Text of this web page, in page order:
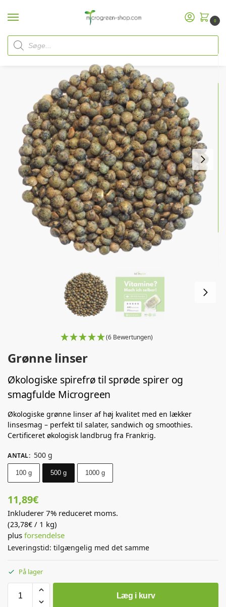
0
Hjem Microgreen Shop
(6 Bewertungen)
Grønne linser
Økologiske spirefrø til sprøde spirer og
smagfulde Microgreen
Økologiske grønne linser af høj kvalitet med en lækker
linsesmag – perfekt til salater, sandwich og smoothies.
Certificeret økologisk landbrug fra Frankrig.
ANTAL: 500 g
100 g 500 g 1000 g
11,89€
Inkluderer 7% reduceret moms.
(23,78€ / 1 kg)
plus forsendelse
Leveringstid: tilgængelig med det samme
På lager
Læg i kurv